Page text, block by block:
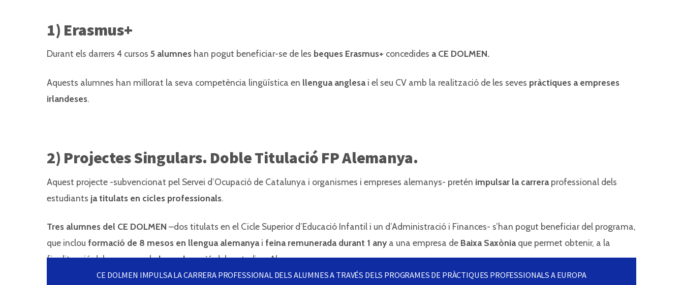
1) Erasmus+
Durant els darrers 4 cursos 5 alumnes han pogut beneficiar-se de les beques Erasmus+ concedides a CE DOLMEN.
Aquests alumnes han millorat la seva competència lingüística en llengua anglesai el seu CV amb la realització de les seves pràctiques a empreses
irlandeses.
2) Projectes Singulars. Doble Titulació FP Alemanya.
Aquest projecte -subvencionat pel Servei d’Ocupació de Catalunya i organismes i empreses alemanys- pretén impulsar la carreraprofessional dels
estudiants ja titulats en cicles professionals.
Tres alumnes del CE DOLMEN –dos titulats en el Cicle Superior d’Educació Infantil i un d’Administració i Finances- s’han pogut beneficiar del programa,
que inclou formació de 8 mesos en llengua alemanyai feina remunerada durant 1 anya una empresa de Baixa Saxòniaque permet obtenir, a la
finalització del programa, lahomologaciódels estudis a Alemanya.
CE DOLMEN IMPULSA LA CARRERA PROFESSIONAL DELS ALUMNES A TRAVÉS DELS PROGRAMES DE PRÀCTIQUES PROFESSIONALS A EUROPA